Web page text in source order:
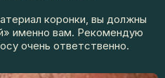
коронки, вы должны
именно вам. Рекомендую
очень ответственно.